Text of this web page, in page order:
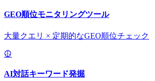
GEO順位モニタリングツール
大量クエリ × 定期的なGEO順位チェック
AI対話キーワード発掘